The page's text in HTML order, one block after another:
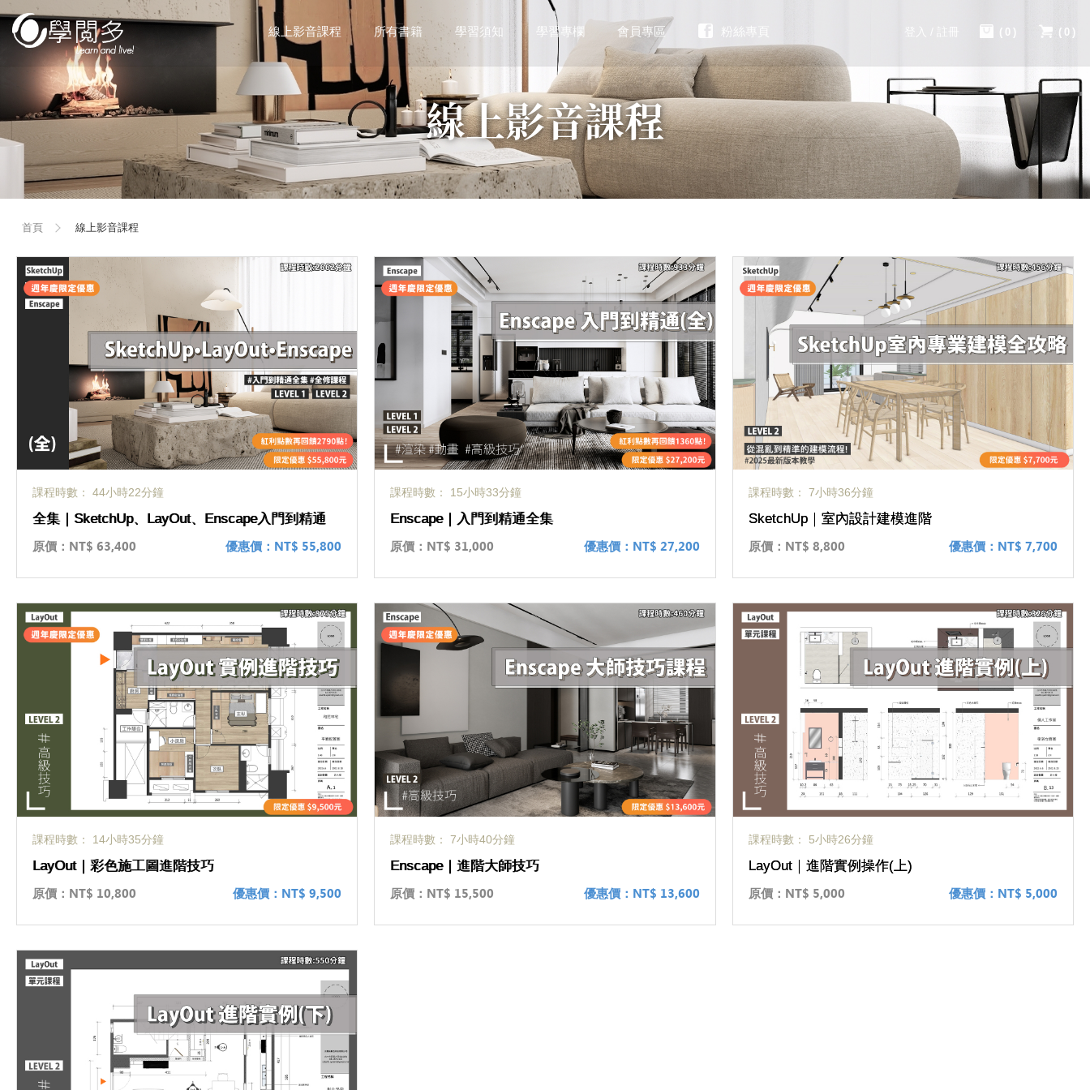
線上影音課程 所有書籍 學習須知 學習專欄 會員專區 粉絲專頁 登入 / 註冊 (0) (0)
線上影音課程
首頁 線上影音課程
課程時數： 44小時22分鐘
全集｜SketchUp、LayOut、Enscape入門到精通
原價： NT$ 63,400 優惠價： NT$ 55,800
課程時數： 15小時33分鐘
Enscape｜入門到精通全集
原價： NT$ 31,000 優惠價： NT$ 27,200
課程時數： 7小時36分鐘
SketchUp｜室內設計建模進階
原價： NT$ 8,800 優惠價： NT$ 7,700
課程時數： 14小時35分鐘
LayOut｜彩色施工圖進階技巧
原價： NT$ 10,800 優惠價： NT$ 9,500
課程時數： 7小時40分鐘
Enscape｜進階大師技巧
原價： NT$ 15,500 優惠價： NT$ 13,600
課程時數： 5小時26分鐘
LayOut｜進階實例操作(上)
原價： NT$ 5,000 優惠價： NT$ 5,000